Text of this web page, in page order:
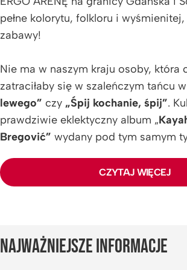
pełne kolorytu, folkloru i
zabawy!
Nie ma w naszym kraju osoby, która
zatraciłaby się w szaleńczym tańcu
lewego” czy „Śpij kochanie, śpij”.
prawdziwie eklektyczny album „
Bregović” wydany pod tym samym
25 lat. Narodził się dzięki dość
współpracy Kayah i słynnego na
ponad 700 tysiącach (!) egzemplarzy
status diamentowej płyty. Z
CZYTAJ WIĘCEJ
NAJWAŻNIEJSZE INFORMACJE